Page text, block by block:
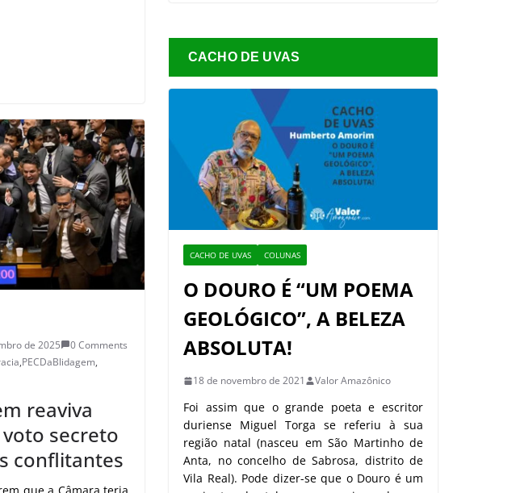
de 2025
0 Comments
,PECDaBlidagem,
reaviva
secreto
conflitantes
que a Câmara teria
CACHO DE UVAS
CACHO DE UVAS COLUNAS
O DOURO É “UM POEMA
GEOLÓGICO”, A BELEZA
ABSOLUTA!
18 de novembro de 2021 Valor Amazônico
Foi assim que o grande poeta e escritor
duriense Miguel Torga se referiu à sua
região natal (nasceu em São Martinho de
Anta, no concelho de Sabrosa, distrito de
Vila Real). Pode dizer-se que o Douro é um